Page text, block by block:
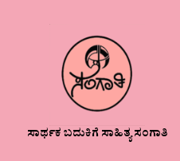
ಸಾರ್ಥಕ ಬದುಕಿಗೆ ಸಾಹಿತ್ಯ ಸಂಗಾತಿ